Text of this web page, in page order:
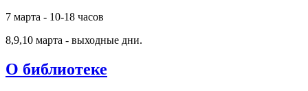
7 марта - 10-18 часов
8,9,10 марта - выходные дни.
О библиотеке